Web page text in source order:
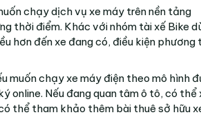
chạy dịch vụ xe máy trên nền tảng
thời điểm. Khác với nhóm tài xế Bike
hơn đến xe đang có, điều kiện phương
muốn chạy xe máy điện theo mô hình
online. Nếu đang quan tâm ô tô, có thể
thể tham khảo thêm bài thuê sở hữu